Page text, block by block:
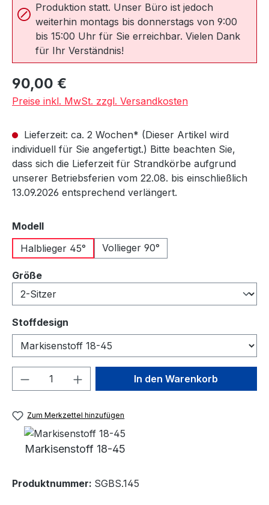
Produktion statt. Unser Büro ist jedoch
weiterhin montags bis donnerstags von 9:00
bis 15:00 Uhr für Sie erreichbar. Vielen Dank
für Ihr Verständnis!
Regulärer Preis:
90,00 €
Preise inkl. MwSt. zzgl. Versandkosten
Lieferzeit: ca. 2 Wochen* (Dieser Artikel wird
individuell für Sie angefertigt.) Bitte beachten Sie,
dass sich die Lieferzeit für Strandkörbe aufgrund
unserer Betriebsferien vom 22.08. bis einschließlich
13.09.2026 entsprechend verlängert.
Modellauswählen
Halblieger 45°
Vollieger 90°
Größeauswählen
Stoffdesign
Produkt Anzahl: Gib denIn den Warenkorb
Zum Merkzettel hinzufügen
Markisenstoff 18-45
Produktnummer: SGBS.145